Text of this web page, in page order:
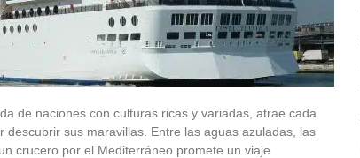
de naciones con culturas ricas y variadas, atrae cada
sus maravillas. Entre las aguas azuladas, las
crucero por el Mediterráneo promete un viaje